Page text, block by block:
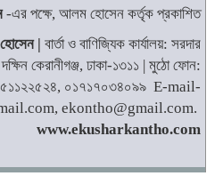
-এর পক্ষে, আলম হোসেন কর্তৃক প্রকাশিত
| বার্তা ও বাণিজ্যিক কার্যালয়: সরদার
কেরানীগঞ্জ, ঢাকা-১৩১১ | মুঠো ফোন:
০১৭১৭০৩৪০৯৯ E-mail-
ekontho@gmail.com.
www.ekusharkantho.com